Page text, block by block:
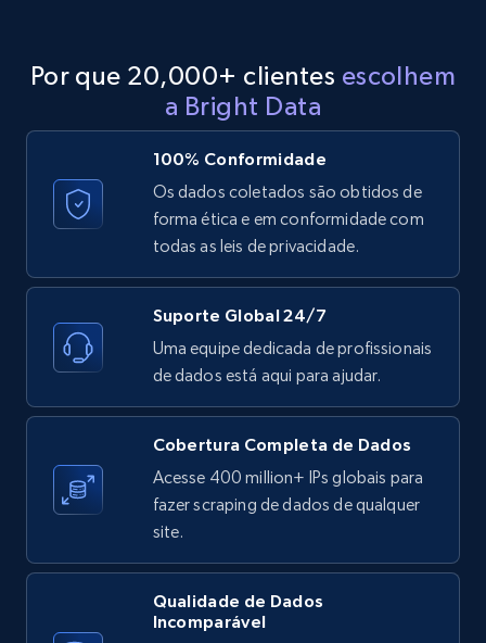
11.3K+ 1.5K+ Comece grátis
LinkedIn posts - Discover new posts
company URL
URL, ID, User id, Use url, Title, Headline, Post
text, Date posted, and more.
11.3K+
X (formerly Twitter) - Posts
ID, User posted, Name, Description, Date
posted, Photos, URL, Quoted post, and more.
Por que 20,000+ clientes escolhem
a Bright Data
100% Conformidade
Os dados coletados são obtidos de
forma ética e em conformidade com
todas as leis de privacidade.
Suporte Global 24/7
Uma equipe dedicada de profissionais
de dados está aqui para ajudar.
Cobertura Completa de Dados
Acesse 400 million+ IPs globais para
fazer scraping de dados de qualquer
site.
Qualidade de Dados
Incomparável